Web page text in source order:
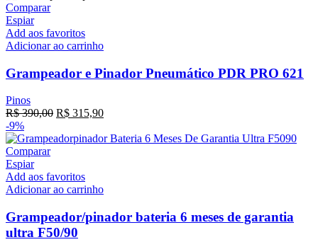
Comparar
Espiar
Add aos favoritos
Adicionar ao carrinho
Grampeador e Pinador Pneumático PDR PRO 621
Pinos
R$390,00 R$ 315,90
-9%
Comparar
Espiar
Add aos favoritos
Adicionar ao carrinho
Grampeador/pinador bateria 6 meses de garantia
ultra F50/90